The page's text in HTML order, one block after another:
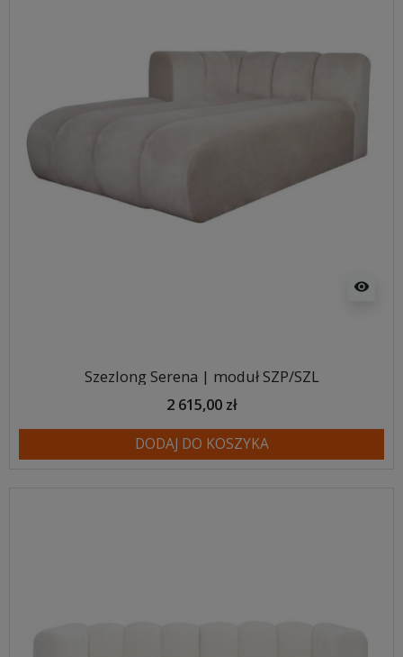
visibility
Szezlong Serena | moduł SZP/SZL
2 615,00 zł
DODAJ DO KOSZYKA